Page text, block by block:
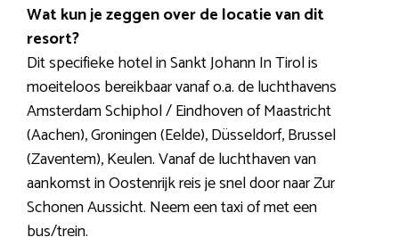
Wat kun je zeggen over de locatie van dit
resort?
Dit specifieke hotel in Sankt Johann In Tirol is
moeiteloos bereikbaar vanaf o.a. de luchthavens
Amsterdam Schiphol / Eindhoven of Maastricht
(Aachen), Groningen (Eelde), Düsseldorf, Brussel
(Zaventem), Keulen. Vanaf de luchthaven van
aankomst in Oostenrijk reis je snel door naar Zur
Schonen Aussicht. Neem een taxi of met een
bus/trein.